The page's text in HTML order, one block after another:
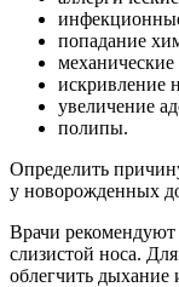
попадание
искривление
увеличение
полипы.
Определить
у новорожденных
Врачи рекомендуют
слизистой носа.
облегчить дыхание